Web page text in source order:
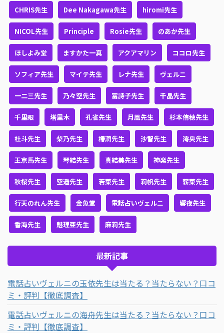
CHRIS先生 Dee Nakagawa先生 hiromi先生
NICOL先生 Principle Rosie先生 のあか先生
ほしよみ堂 ますかた一真 アクアマリン ココロ先生
ソフィア先生 マイテ先生 レナ先生 ヴェルニ
一二三先生 乃々空先生 冨詩子先生 千晶先生
千里眼 塔里木 孔雀先生 月凰先生 杉本侑穂先生
杜斗先生 梨乃先生 椿潤先生 沙智先生 澪央先生
王京馬先生 琴結先生 真結美先生 神楽先生
秋桜先生 空遥先生 若菜先生 莉帆先生 薪菜先生
行天のれん先生 金魚堂 電話占いヴェルニ 響夜先生
香海先生 魅理亜先生 麻莉先生
最新記事
電話占いヴェルニの玉依先生は当たる？当たらない？口コ
ミ・評判【徹底調査】
電話占いヴェルニの海舟先生は当たる？当たらない？口コ
ミ・評判【徹底調査】